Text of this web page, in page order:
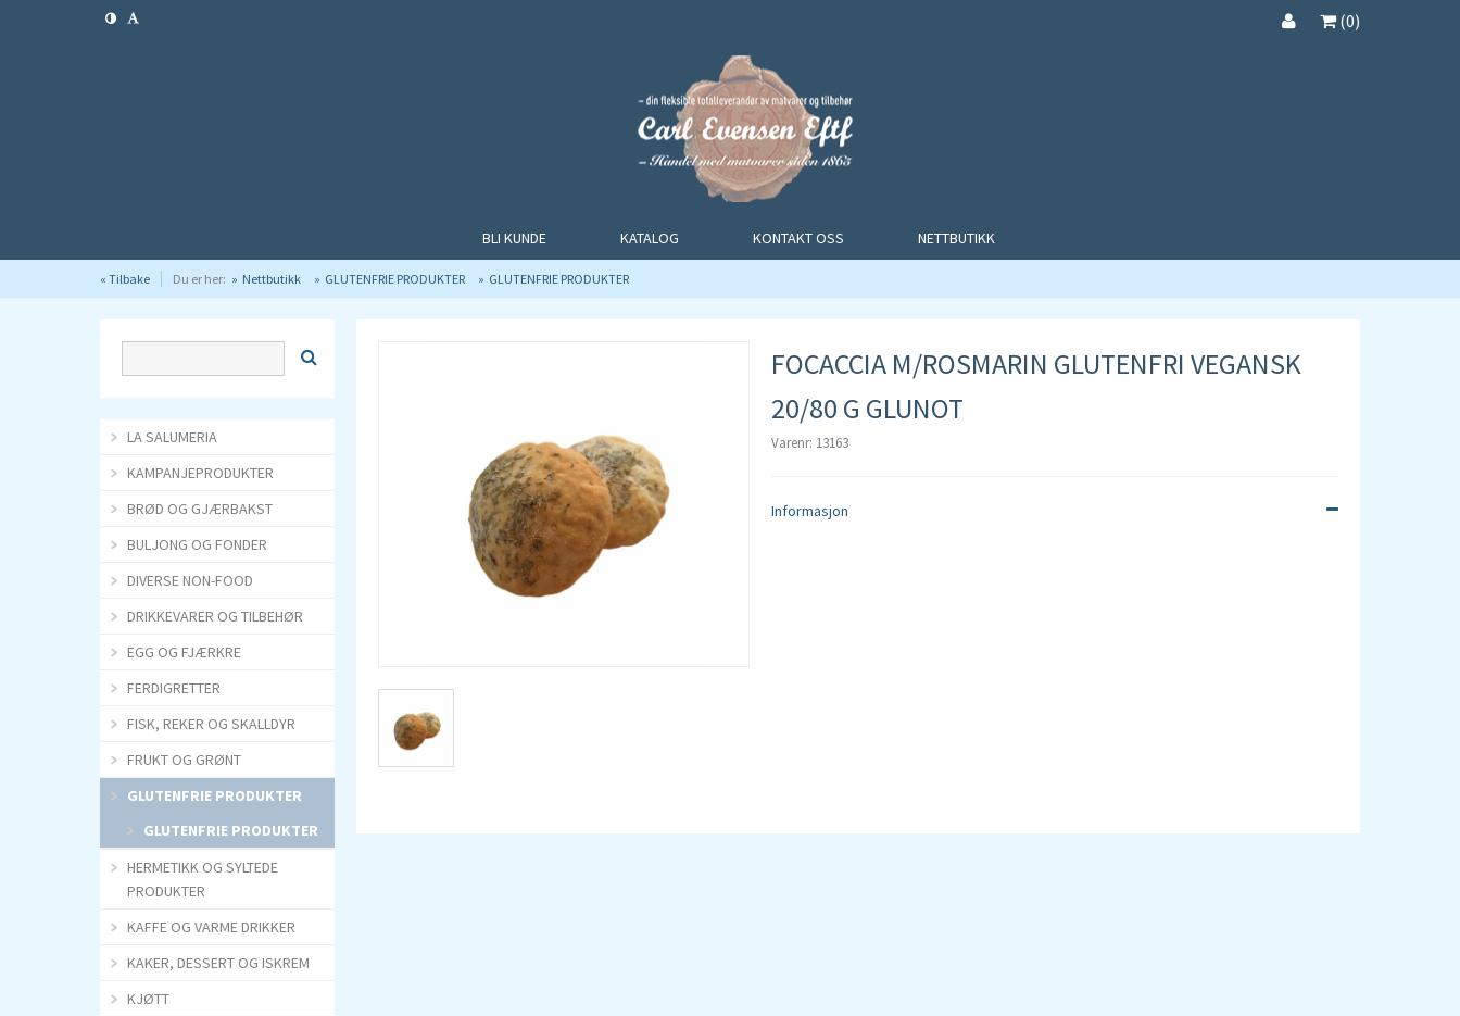
(0)
BLI KUNDE KATALOG KONTAKT OSS NETTBUTIKK
« Tilbake Du er her: Nettbutikk GLUTENFRIE PRODUKTER GLUTENFRIE PRODUKTER
FOCACCIA M/ROSMARIN GLUTENFRI VEGANSK
20/80 G GLUNOT
Varenr: 13163
Informasjon
LA SALUMERIA
KAMPANJEPRODUKTER
BRØD OG GJÆRBAKST
BULJONG OG FONDER
DIVERSE NON-FOOD
DRIKKEVARER OG TILBEHØR
EGG OG FJÆRKRE
FERDIGRETTER
FISK, REKER OG SKALLDYR
FRUKT OG GRØNT
GLUTENFRIE PRODUKTER
GLUTENFRIE PRODUKTER
HERMETIKK OG SYLTEDE
PRODUKTER
KAFFE OG VARME DRIKKER
KAKER, DESSERT OG ISKREM
KJØTT